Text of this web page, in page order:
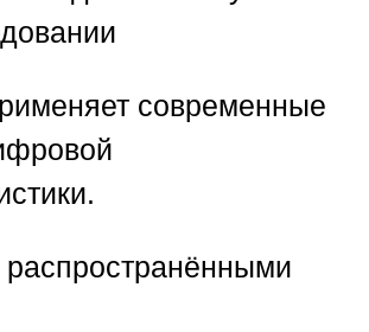
современные